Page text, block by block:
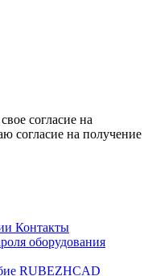
согласие на
согласие на получение
Контакты
оборудования
RUBEZHCAD